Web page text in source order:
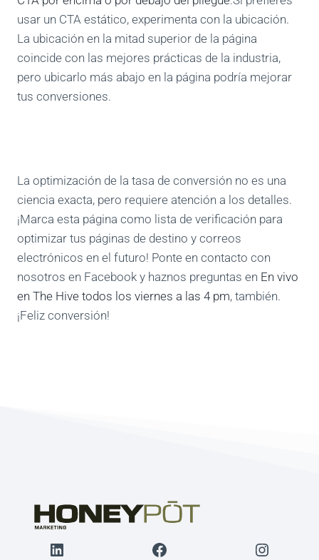
usar un CTA estático, experimenta con la ubicación.
La ubicación en la mitad superior de la página
coincide con las mejores prácticas de la industria,
pero ubicarlo más abajo en la página podría mejorar
tus conversiones.
La optimización de la tasa de conversión no es una
ciencia exacta, pero requiere atención a los detalles.
¡Marca esta página como lista de verificación para
optimizar tus páginas de destino y correos
electrónicos en el futuro! Ponte en contacto con
nosotros en Facebook y haznos preguntas en En vivo
en The Hive todos los viernes a las 4 pm, también.
¡Feliz conversión!
LinkedIn Facebook